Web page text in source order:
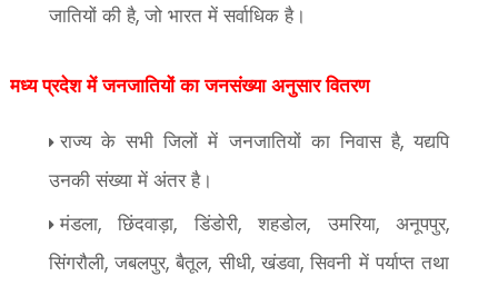
जातियों की है, जो भारत में सर्वाधिक है।
मध्य प्रदेश में जनजातियों का जनसंख्या अनुसार वितरण
राज्य के सभी जिलों में जनजातियों का निवास है,यद्यपि
उनकी संख्या में अंतर है।
मंडला,छिंदवाड़ा, डिंडोरी,शहडोल, उमरिया,अनूपपुर,
सिंगरौली,जबलपुर,बैतूल, सीधी,खंडवा,सिवनी में पर्याप्त तथा